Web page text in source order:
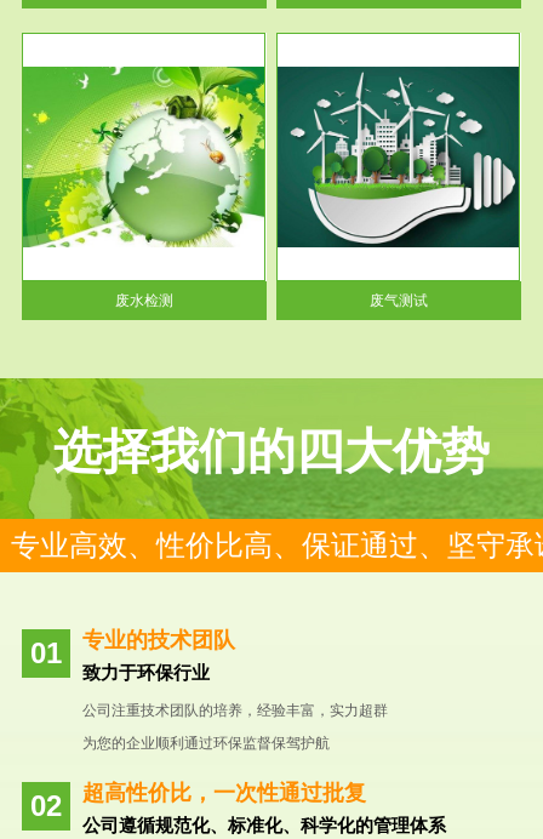
废水检测
服务范围
废气测试
检测范围工业废气检测包括有机
废气和无机废气。有机废气主要
包括...
废气测试
选择我们的四大优势
专业高效、性价比高、保证通过、坚守承
专业的技术团队
致力于环保行业
公司注重技术团队的培养，经验丰富，实力超群
为您的企业顺利通过环保监督保驾护航
超高性价比，一次性通过批复
公司遵循规范化、标准化、科学化的管理体系